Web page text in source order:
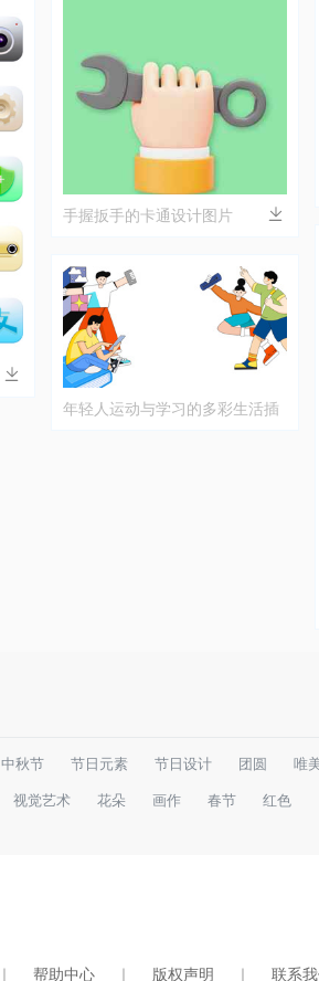
手握扳手的卡通设计图片
年轻人运动与学习的多彩生活插
中秋节 节日元素 节日设计 团圆 唯
视觉艺术 花朵 画作 春节 红色
｜ 帮助中心 ｜ 版权声明 ｜ 联系